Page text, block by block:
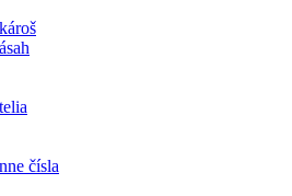
čísla